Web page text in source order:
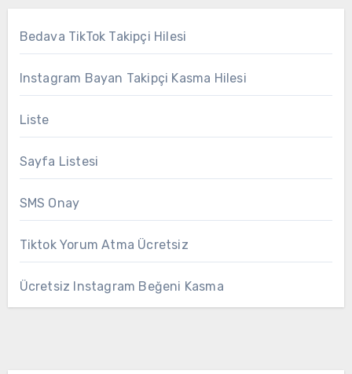
Bedava TikTok Takipçi Hilesi
Instagram Bayan Takipçi Kasma Hilesi
Liste
Sayfa Listesi
SMS Onay
Tiktok Yorum Atma Ücretsiz
Ücretsiz Instagram Beğeni Kasma